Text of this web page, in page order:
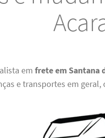
emfrete em Santana
e transportes em